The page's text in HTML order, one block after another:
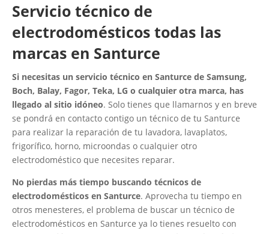
Servicio técnico de
electrodomésticos todas las
marcas en Santurce
Si necesitas un servicio técnico en Santurce de Samsung,
Boch, Balay, Fagor, Teka, LG o cualquier otra marca, has
llegado al sitio idóneo. Solo tienes que llamarnos y en breve
se pondrá en contacto contigo un técnico de tu Santurce
para realizar la reparación de tu lavadora, lavaplatos,
frigorífico, horno, microondas o cualquier otro
electrodoméstico que necesites reparar.
No pierdas más tiempo buscando técnicos de
electrodomésticos en Santurce. Aprovecha tu tiempo en
otros menesteres, el problema de buscar un técnico de
electrodomésticos en Santurce ya lo tienes resuelto con